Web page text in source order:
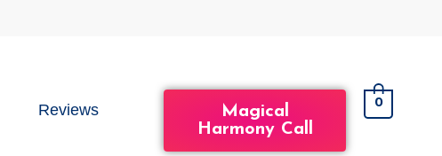
Reviews
Magical
Harmony Call
0